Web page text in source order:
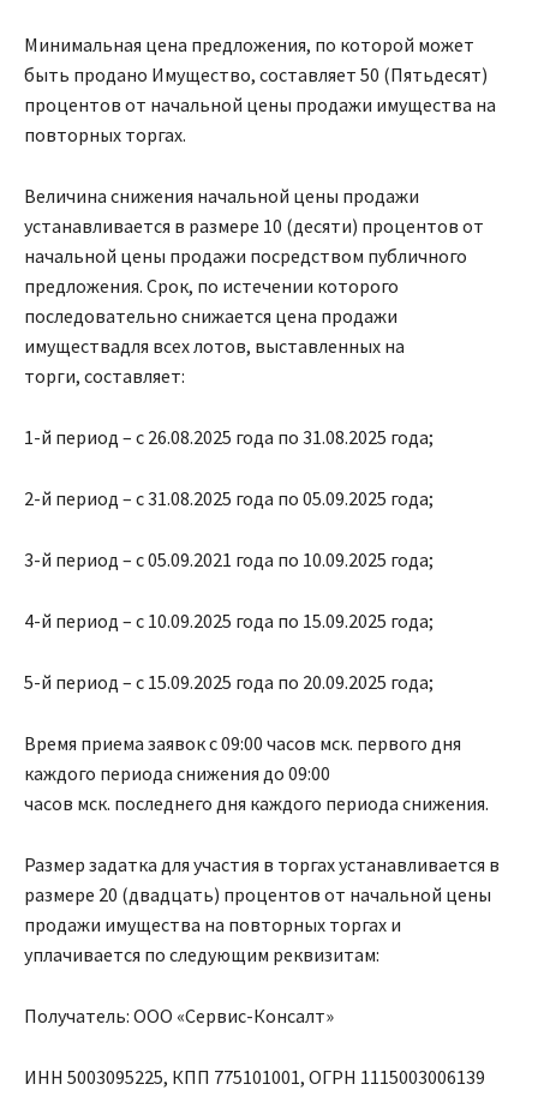
Минимальная цена предложения, по которой может
быть продано Имущество, составляет 50 (Пятьдесят)
процентов от начальной цены продажи имущества на
повторных торгах.
Величина снижения начальной цены продажи
устанавливается в размере 10 (десяти) процентов от
начальной цены продажи посредством публичного
предложения. Срок, по истечении которого
последовательно снижается цена продажи
имуществадля всех лотов, выставленных на
торги, составляет:
1-й период – с 26.08.2025 года по 31.08.2025 года;
2-й период – с 31.08.2025 года по 05.09.2025 года;
3-й период – с 05.09.2021 года по 10.09.2025 года;
4-й период – с 10.09.2025 года по 15.09.2025 года;
5-й период – с 15.09.2025 года по 20.09.2025 года;
Время приема заявок с 09:00 часов мск. первого дня
каждого периода снижения до 09:00
часов мск. последнего дня каждого периода снижения.
Размер задатка для участия в торгах устанавливается в
размере 20 (двадцать) процентов от начальной цены
продажи имущества на повторных торгах и
уплачивается по следующим реквизитам:
Получатель: ООО «Сервис-Консалт»
ИНН 5003095225, КПП 775101001, ОГРН 1115003006139